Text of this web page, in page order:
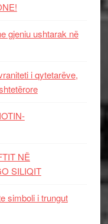
gjeniu ushtarak në
i qytetarëve,
NË
SILIQIT
simboli i trungut